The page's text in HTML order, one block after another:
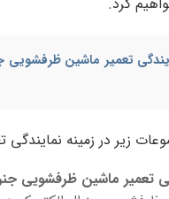
تعمیر ماشین ظرفشویی
زیر در زمینه
تعمیر ماشین ظرفشویی